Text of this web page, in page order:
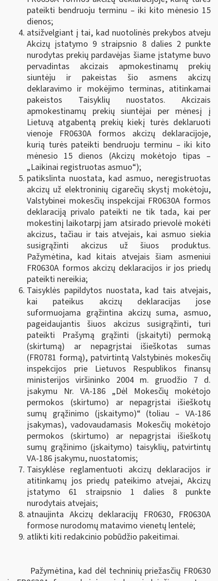
pateikti bendruoju terminu – iki kito mėnesio 15
dienos;
atsižvelgiant į tai, kad nuotolinės prekybos atveju
Akcizų įstatymo 9 straipsnio 8 dalies 2 punkte
nurodytas prekių pardavėjas šiame įstatyme buvo
pervadintas akcizais apmokestinamų prekių
siuntėju ir pakeistas šio asmens akcizų
deklaravimo ir mokėjimo terminas, atitinkamai
pakeistos Taisyklių nuostatos. Akcizais
apmokestinamų prekių siuntėjai per mėnesį į
Lietuvą atgabentą prekių kiekį turės deklaruoti
vienoje FR0630A formos akcizų deklaracijoje,
kurią turės pateikti bendruoju terminu – iki kito
mėnesio 15 dienos (Akcizų mokėtojo tipas –
„Laikinai registruotas asmuo“);
patikslinta nuostata, kad asmuo, neregistruotas
akcizų už elektroninių cigarečių skystį mokėtoju,
Valstybinei mokesčių inspekcijai FR0630A formos
deklaraciją privalo pateikti ne tik tada, kai per
mokestinį laikotarpį jam atsirado prievolė mokėti
akcizus, tačiau ir tais atvejais, kai asmuo siekia
susigrąžinti akcizus už šiuos produktus.
Pažymėtina, kad kitais atvejais šiam asmeniui
FR0630A formos akcizų deklaracijos ir jos priedų
pateikti nereikia;
Taisyklės papildytos nuostata, kad tais atvejais,
kai pateikus akcizų deklaracijas jose
suformuojama grąžintina akcizų suma, asmuo,
pageidaujantis šiuos akcizus susigrąžinti, turi
pateikti Prašymą grąžinti (įskaityti) permoką
(skirtumą) ar nepagrįstai išieškotas sumas
(FR0781 formą), patvirtintą Valstybinės mokesčių
inspekcijos prie Lietuvos Respublikos finansų
ministerijos viršininko 2004 m. gruodžio 7 d.
įsakymu Nr. VA-186 „Dėl Mokesčių mokėtojo
permokos (skirtumo) ar nepagrįstai išieškotų
sumų grąžinimo (įskaitymo)“ (toliau – VA-186
įsakymas), vadovaudamasis Mokesčių mokėtojo
permokos (skirtumo) ar nepagrįstai išieškotų
sumų grąžinimo (įskaitymo) taisyklių, patvirtintų
VA-186 įsakymu, nuostatomis;
Taisyklėse reglamentuoti akcizų deklaracijos ir
atitinkamų jos priedų pateikimo atvejai, Akcizų
įstatymo 61 straipsnio 1 dalies 8 punkte
nurodytais atvejais;
atnaujinta Akcizų deklaracijų FR0630, FR0630A
formose nurodomų matavimo vienetų lentelė;
atlikti kiti redakcinio pobūdžio pakeitimai.
Pažymėtina, kad dėl techninių priežasčių FR0630